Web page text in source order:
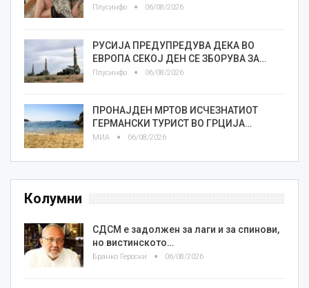
Плусинфо 06/08/2026
РУСИЈА ПРЕДУПРЕДУВА ДЕКА ВО
ЕВРОПА СЕКОЈ ДЕН СЕ ЗБОРУВА ЗА…
Плусинфо 06/08/2026
ПРОНАЈДЕН МРТОВ ИСЧЕЗНАТИОТ
ГЕРМАНСКИ ТУРИСТ ВО ГРЦИЈА…
МИА 06/08/2026
Колумни
СДСМ е задолжен за лаги и за спинови,
но вистинското…
Бранко Героски 06/08/2026